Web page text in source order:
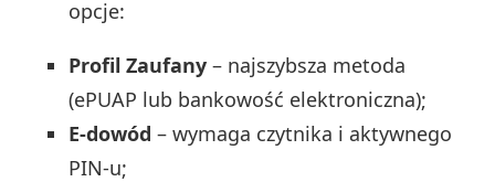
opcje:
Profil Zaufany – najszybsza metoda
(ePUAP lub bankowość elektroniczna);
E‑dowód – wymaga czytnika i aktywnego
PIN‑u;